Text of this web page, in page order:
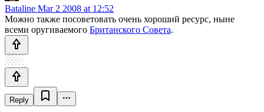
Bataline Mar 2 2008 at 12:52
Можно также посоветовать очень хороший ресурс, ныне
всеми оругиваемого Британского Совета.
Reply